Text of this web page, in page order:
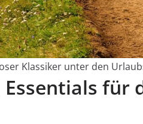
Klassiker unter den
für